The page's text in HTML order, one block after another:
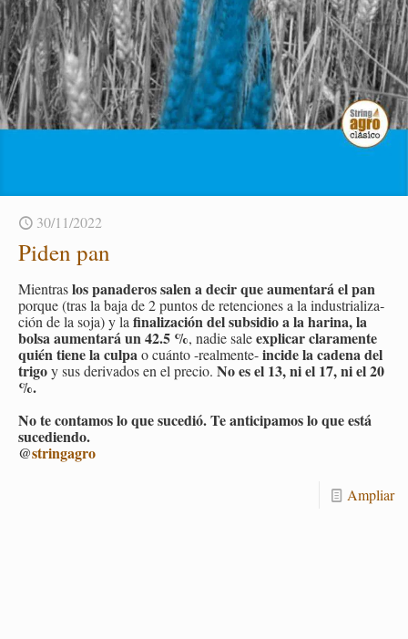
30/11/2022
Piden pan
Mien­traslos pa­na­de­ros salen a decir que au­men­ta­rá el pan
por­que (tras la baja de 2 pun­tos de re­ten­cio­nes a la in­dus­tria­li­za­
ción de la soja) y lafi­na­li­za­ción del sub­si­dio a la ha­ri­na, la
bolsa au­men­ta­rá un 42.5 %, nadie saleex­pli­car cla­ra­men­te
quién tiene la culpao cuán­to -real­men­te-in­ci­de la ca­de­na del
trigoy sus de­ri­va­dos en el pre­cio. No es el 13, ni el 17, ni el 20
%.
No te con­ta­mos lo que su­ce­dió. Te an­ti­ci­pa­mos lo que está
su­ce­dien­do.
@strin­ga­gro
Am­pliar